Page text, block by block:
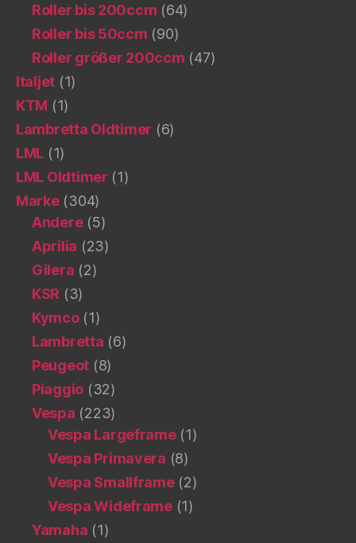
Roller bis 200ccm (64)
Roller bis 50ccm (90)
Roller größer 200ccm (47)
Italjet (1)
KTM (1)
Lambretta Oldtimer (6)
LML (1)
LML Oldtimer (1)
Marke(304)
Andere(5)
Aprilia (23)
Gilera (2)
KSR (3)
Kymco(1)
Lambretta (6)
Peugeot (8)
Piaggio (32)
Vespa (223)
Vespa Largeframe(1)
Vespa Primavera (8)
Vespa Smallframe(2)
Vespa Wideframe(1)
Yamaha (1)